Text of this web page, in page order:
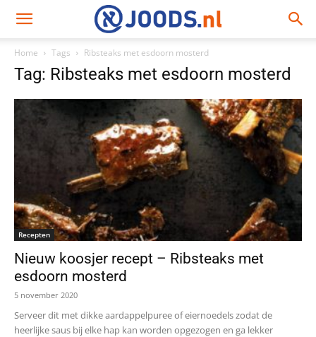
Home Tags Ribsteaks met esdoorn mosterd
Tag: Ribsteaks met esdoorn mosterd
Recepten
Nieuw koosjer recept – Ribsteaks met
esdoorn mosterd
5 november 2020
Serveer dit met dikke aardappelpuree of eiernoedels zodat de
heerlijke saus bij elke hap kan worden opgezogen en ga lekker